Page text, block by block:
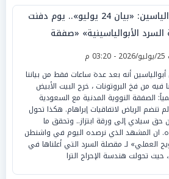
نبيل أبوالياسين: «بيان 24 يوليو».. يوم دفنت
الأبوالياسينية» «صفقة
وكشف ابتزاز الرياض
أبوالياسين أنه بعد عدة ساعات فقط من بياننا
فيه من فخ البروتونات ، خرج البيت الأبيض
الصفقة النووية المدنية مع السعودية
تنضم الرياض لاتفاقيات إبراهام. هكذا تحول
حق سيادي إلى ورقة ابتزاز.. وتحقق ما
ان المشهد الذي نرصده اليوم في واشنطن
العملي» لـ مقصلة السرد التي أعلناها في
حيث تحولت هندسة الإحراج الترا